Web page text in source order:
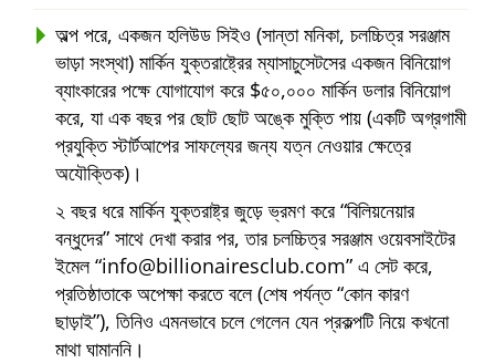
অল্প পরে, একজন হলিউড সিইও (সান্তা মনিকা, চলচ্চিত্র সরঞ্জাম
ভাড়া সংস্থা) মার্কিন যুক্তরাষ্ট্রের ম্যাসাচুসেটসের একজন বিনিয়োগ
ব্যাংকারের পক্ষে যোগাযোগ করে $৫০,০০০ মার্কিন ডলার বিনিয়োগ
করে, যা এক বছর পর ছোট ছোট অঙ্কে মুক্তি পায় (একটি অগ্রগামী
প্রযুক্তি স্টার্টআপের সাফল্যের জন্য যত্ন নেওয়ার ক্ষেত্রে
অযৌক্তিক)।
২ বছর ধরে মার্কিন যুক্তরাষ্ট্র জুড়ে ভ্রমণ করে বিলিয়নেয়ার
বন্ধুদের সাথে দেখা করার পর, তার চলচ্চিত্র সরঞ্জাম ওয়েবসাইটের
ইমেল info@billionairesclub.com এ সেট করে,
প্রতিষ্ঠাতাকে অপেক্ষা করতে বলে (শেষ পর্যন্ত কোন কারণ
ছাড়াই ), তিনিও এমনভাবে চলে গেলেন যেন প্রকল্পটি নিয়ে কখনো
মাথা ঘামাননি।